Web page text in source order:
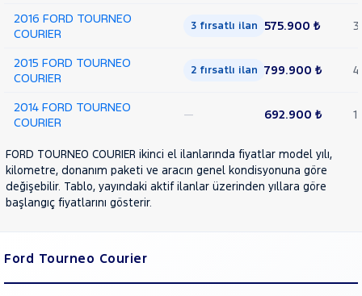
2016 FORD TOURNEO
COURIER
3 fırsatlı ilan 575.900 ₺ 3
2015 FORD TOURNEO
COURIER
2 fırsatlı ilan 799.900 ₺ 4
2014 FORD TOURNEO
COURIER
— 692.900 ₺ 1
FORD TOURNEO COURIER ikinci el ilanlarında fiyatlar model yılı,
kilometre, donanım paketi ve aracın genel kondisyonuna göre
değişebilir. Tablo, yayındaki aktif ilanlar üzerinden yıllara göre
başlangıç fiyatlarını gösterir.
Ford Tourneo Courier